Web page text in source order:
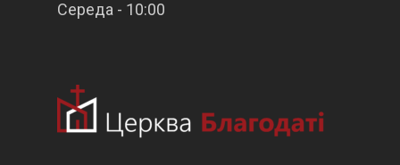
Середа - 10:00